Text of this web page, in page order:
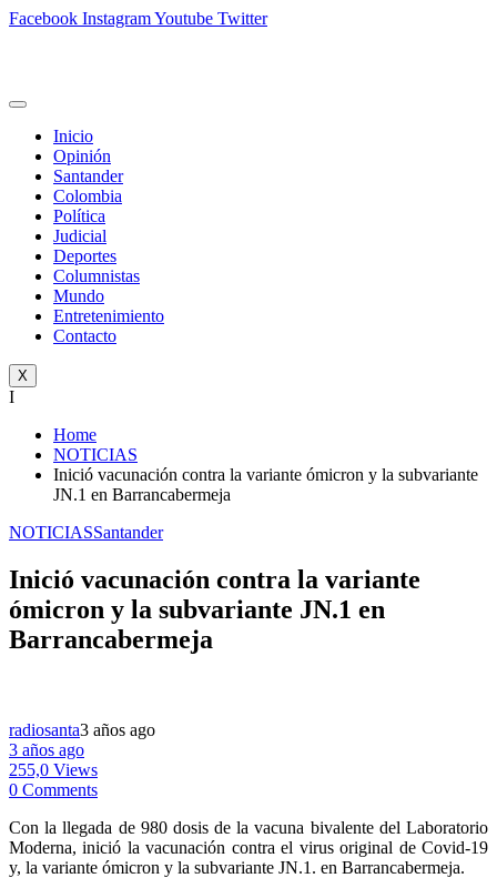
Facebook InstagramYoutube Twitter
Inicio
Opinión
Santander
Colombia
Política
Judicial
Deportes
Columnistas
Mundo
Entretenimiento
Contacto
X
I
Home
NOTICIAS
Inició vacunación contra la variante ómicron y la subvariante
JN.1 en Barrancabermeja
NOTICIASSantander
Inició vacunación contra la variante
ómicron y la subvariante JN.1 en
Barrancabermeja
radiosanta3 años ago
3 años ago
255,0 Views
0 Comments
Con la llegada de 980 dosis de la vacuna bivalente del Laboratorio
Moderna, inició la vacunación contra el virus original de Covid-19
y, la variante ómicron y la subvariante JN.1. en Barrancabermeja.